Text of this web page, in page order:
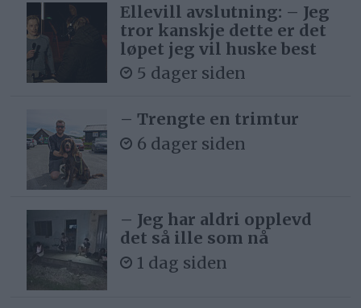
Ellevill avslutning: – Jeg
tror kanskje dette er det
løpet jeg vil huske best
5 dager siden
– Trengte en trimtur
6 dager siden
– Jeg har aldri opplevd
det så ille som nå
1 dag siden